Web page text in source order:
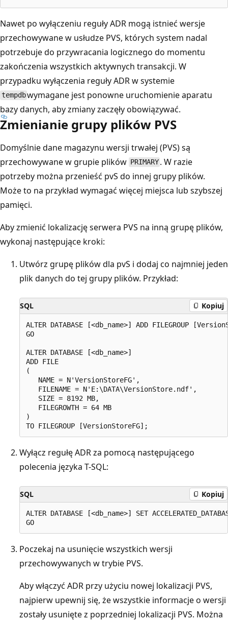
Nawet po wyłączeniu reguły ADR mogą istnieć wersje
przechowywane w usłudze PVS, których system nadal
potrzebuje do przywracania logicznego do momentu
zakończenia wszystkich aktywnych transakcji. W
przypadku wyłączenia reguły ADR w systemie
tempdbwymagane jest ponowne uruchomienie aparatu
bazy danych, aby zmiany zaczęły obowiązywać.
Zmienianie grupy plików PVS
Domyślnie dane magazynu wersji trwałej (PVS) są
przechowywane w grupie plików PRIMARY . W razie
potrzeby można przenieść pvS do innej grupy plików.
Może to na przykład wymagać więcej miejsca lub szybszej
pamięci.
Aby zmienić lokalizację serwera PVS na inną grupę plików,
wykonaj następujące kroki:
Utwórz grupę plików dla pvS i dodaj co najmniej jeden
plik danych do tej grupy plików. Przykład:
SQL Kopiuj
ALTER DATABASE [<db_name>] ADD FILEGROUP
GO
ALTER DATABASE [<db_name>]
ADD FILE
(
   NAME = N'VersionStoreFG',
   FILENAME = N'E:\DATA\VersionStore.ndf',
   SIZE = 8192 MB,
   FILEGROWTH = 64 MB
)
Wyłącz regułę ADR za pomocą następującego
polecenia języka T-SQL:
SQL Kopiuj
ALTER DATABASE [<db_name>] SET
Poczekaj na usunięcie wszystkich wersji
przechowywanych w trybie PVS.
Aby włączyć ADR przy użyciu nowej lokalizacji PVS,
najpierw upewnij się, że wszystkie informacje o wersji
zostały usunięte z poprzedniej lokalizacji PVS. Można